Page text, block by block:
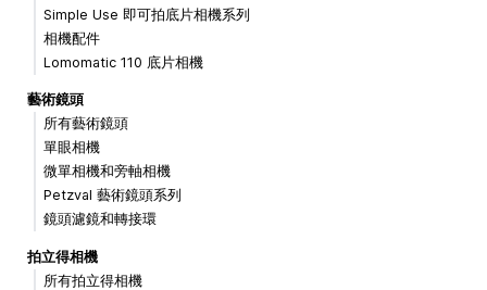
Simple Use 即可拍底片相機系列
相機配件
Lomomatic 110 底片相機
藝術鏡頭
所有藝術鏡頭
單眼相機
微單相機和旁軸相機
Petzval 藝術鏡頭系列
鏡頭濾鏡和轉接環
拍立得相機
所有拍立得相機